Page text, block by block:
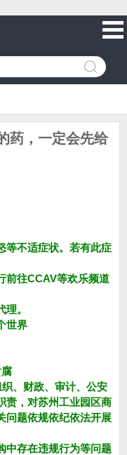
药，一定会先给
等不适症状。若有此症
前往CCAV等欢乐频道
。
世界
、财政、审计、公安
责，对苏州工业园区商
问题依规依纪依法开展
中存在违规行为等问题